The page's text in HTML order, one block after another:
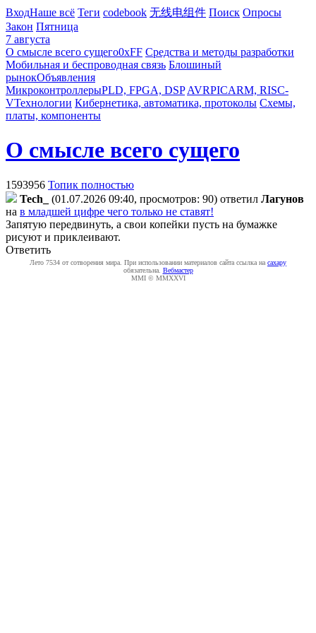
ВходНаше всё Теги codebook 无线电组件 Поиск Опросы
Закон Пятница
7 августа
О смысле всего сущего0xFF Средства и методы разработки
Мобильная и беспроводная связь Блошиный
рынокОбъявления
МикроконтроллерыPLD, FPGA, DSP AVRPICARM, RISC-
VТехнологии Кибернетика, автоматика, протоколы Схемы,
платы, компоненты
О смысле всего сущего
1593956 Топик полностью
Tech_
(01.07.2026 09:40, просмотров: 90) ответил Лaгyнoв
на в младшей цифре чего только не ставят!
Запятую передвинуть, а свои копейки пусть на бумажке
рисуют и приклеивают.
Ответить
Лето 7534 от сотворения мира. При использовании материалов сайта ссылка на caxapу
обязательна. Вебмастер
MMI © MMXXVI